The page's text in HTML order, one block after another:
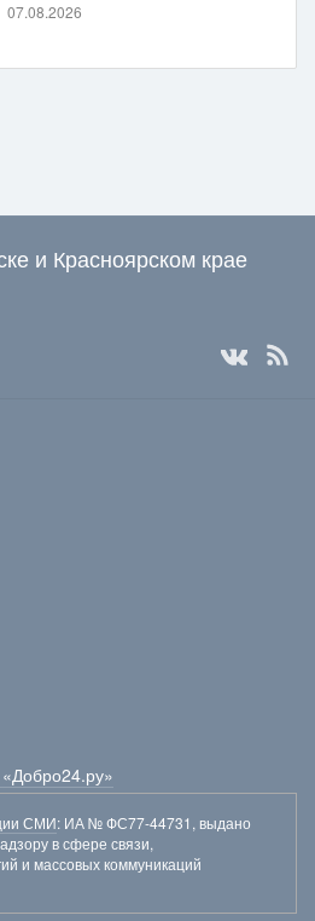
07.08.2026
и Красноярском крае
СМИ: ИА № ФС77-44731, выдано
в сфере связи,
и массовых коммуникаций